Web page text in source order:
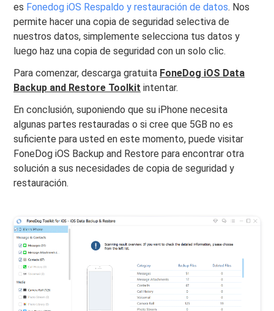
es Fonedog iOS Respaldo y restauración de datos. Nos
permite hacer una copia de seguridad selectiva de
nuestros datos, simplemente selecciona tus datos y
luego haz una copia de seguridad con un solo clic.
Para comenzar, descarga gratuita FoneDog iOS Data
Backup and Restore Toolkit intentar.
En conclusión, suponiendo que su iPhone necesita
algunas partes restauradas o si cree que 5GB no es
suficiente para usted en este momento, puede visitar
FoneDog iOS Backup and Restore para encontrar otra
solución a sus necesidades de copia de seguridad y
restauración.